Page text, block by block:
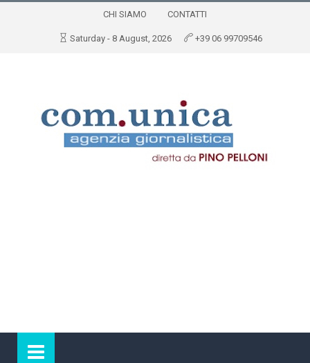
CHI SIAMO CONTATTI
Saturday - 8 August, 2026 +39 06 99709546